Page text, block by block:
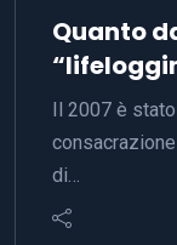
Quanto
Il 2007 è stato
di…